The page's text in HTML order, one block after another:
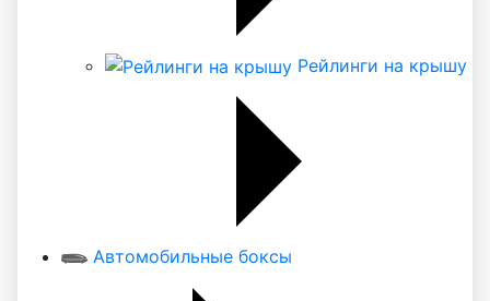
Рейлинги на крышу
Автомобильные боксы